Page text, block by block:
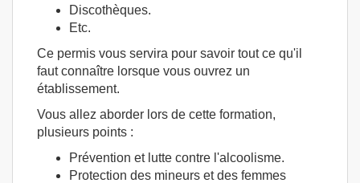
Discothèques.
Etc.
Ce permis vous servira pour savoir tout ce qu'il
faut connaître lorsque vous ouvrez un
établissement.
Vous allez aborder lors de cette formation,
plusieurs points :
Prévention et lutte contre l'alcoolisme.
Protection des mineurs et des femmes